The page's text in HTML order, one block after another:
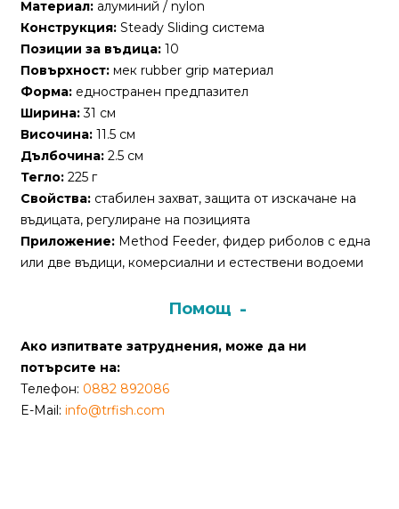
Условия
за
ползване
Политика
за
поверителност
Политика
“бисквитки”
©
2026
Всички
права
Материал: алуминий / nylon
Конструкция: Steady Sliding система
Позиции за въдица: 10
Повърхност: мек rubber grip материал
Форма: едностранен предпазител
Ширина:31 см
Височина: 11.5 см
Дълбочина: 2.5 см
Тегло: 225 г
Свойства: стабилен захват, защита от изскачане на
въдицата, регулиране на позицията
Приложение: Method Feeder, фидер риболов с една
или две въдици, комерсиални и естествени водоеми
Помощ
Ако изпитвате затруднения, може да ни
потърсите на:
Телефон: 0882 892086
E-Mail: info@trfish.com